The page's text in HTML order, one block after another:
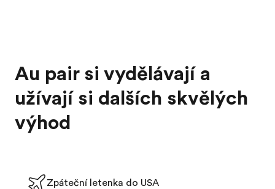
Au pair si vydělávají a
užívají si dalších skvělých
výhod
Zpáteční letenka do USA